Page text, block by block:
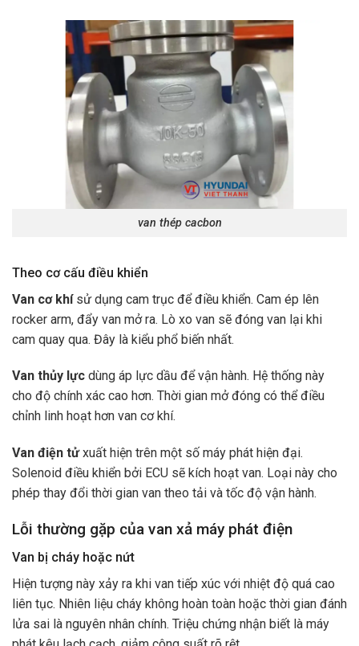
van thép cacbon
Theo cơ cấu điều khiển
Van cơ khísử dụng cam trục để điều khiển. Cam ép lên
rocker arm, đẩy van mở ra. Lò xo van sẽ đóng van lại khi
cam quay qua. Đây là kiểu phổ biến nhất.
Van thủy lực dùng áp lực dầu để vận hành. Hệ thống này
cho độ chính xác cao hơn. Thời gian mở đóng có thể điều
chỉnh linh hoạt hơn van cơ khí.
Van điện tửxuất hiện trên một số máy phát hiện đại.
Solenoid điều khiển bởi ECU sẽ kích hoạt van. Loại này cho
phép thay đổi thời gian van theo tải và tốc độ vận hành.
Lỗi thường gặp của van xả máy phát điện
Van bị cháy hoặc nứt
Hiện tượng này xảy ra khi van tiếp xúc với nhiệt độ quá cao
liên tục. Nhiên liệu cháy không hoàn toàn hoặc thời gian đánh
lửa sai là nguyên nhân chính. Triệu chứng nhận biết là máy